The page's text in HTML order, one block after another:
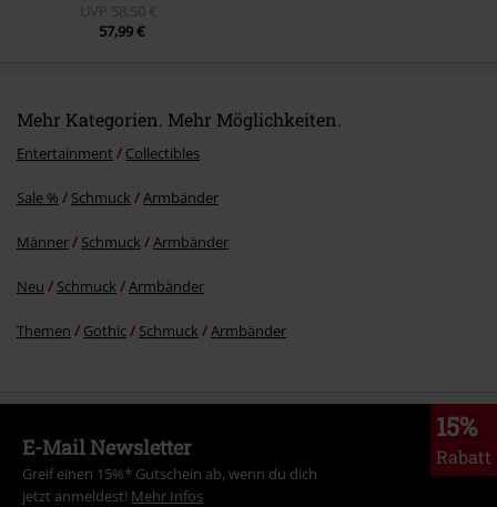
UVP 58,50 €
57,99 €
Mehr Kategorien. Mehr Möglichkeiten.
Entertainment Collectibles
Sale % Schmuck Armbänder
Männer Schmuck Armbänder
Neu Schmuck Armbänder
Themen Gothic Schmuck Armbänder
15%
Rabatt
E-Mail Newsletter
Greif einen 15%* Gutschein ab, wenn du dich
jetzt anmeldest! Mehr Infos